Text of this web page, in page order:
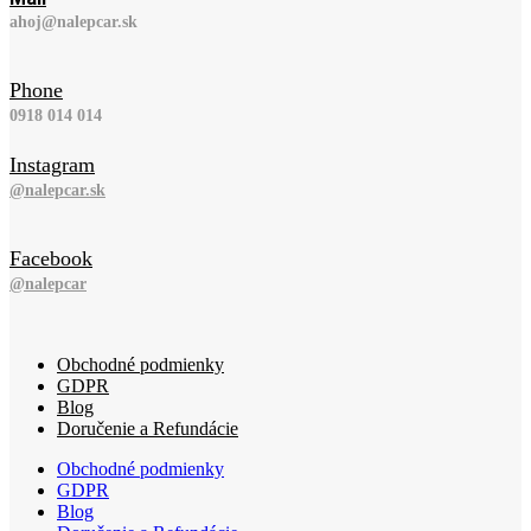
ahoj@nalepcar.sk
Phone
0918 014 014
Instagram
@nalepcar.sk
Facebook
@nalepcar
Obchodné podmienky
GDPR
Blog
Doručenie a Refundácie
Obchodné podmienky
GDPR
Blog